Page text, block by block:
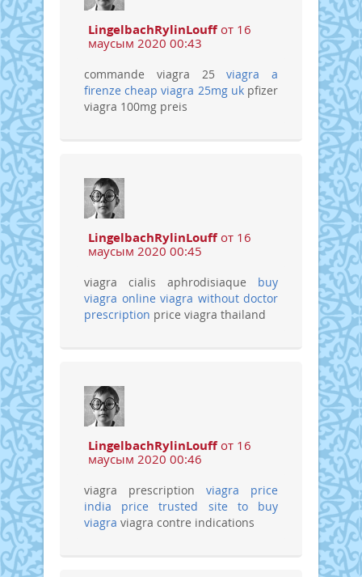
LingelbachRylinLouffот 16
маусым 2020 00:43
commande viagra 25viagra a
firenze cheap viagra 25mg ukpfizer
viagra 100mg preis
LingelbachRylinLouffот 16
маусым 2020 00:45
viagra cialis aphrodisiaque buy
viagra online viagra without doctor
prescription price viagra thailand
LingelbachRylinLouffот 16
маусым 2020 00:46
viagra prescription viagra price
india price
trusted site to buy
viagra viagra contre indications